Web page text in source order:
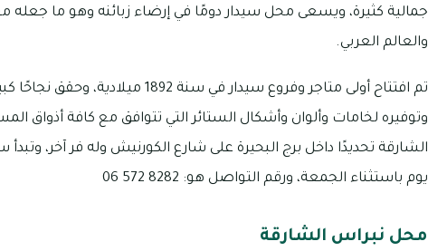
جمالية كثيرة، ويسعى محل سيدار دومًا في إرضاء زبائنه وهو ما جعله
والعالم العربي.
تم افتتاح أولى متاجر وفروع سيدار في
وتوفيره لخامات وألوان وأشكال الستائر التي تتوافق مع كافة أذواق
يوم باستثناء الجمعة، ورقم التواصل هو: 8282 572 06
محل نبراس الشارقة